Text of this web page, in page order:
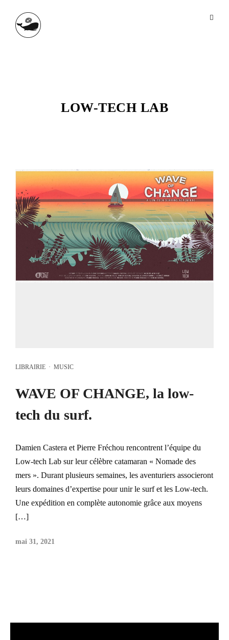
LOW-TECH LAB
LIBRAIRIE · MUSIC
WAVE OF CHANGE, la low-
tech du surf.
Damien Castera et Pierre Fréchou rencontrent l’équipe du
Low-tech Lab sur leur célèbre catamaran « Nomade des
mers ». Durant plusieurs semaines, les aventuriers associeront
leurs domaines d’expertise pour unir le surf et les Low-tech.
Une expédition en complète autonomie grâce aux moyens
[…]
mai 31, 2021